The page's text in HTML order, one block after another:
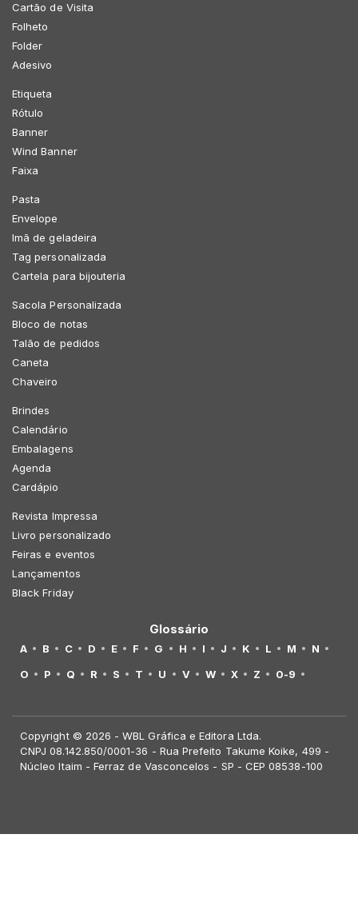
Cartão de Visita
Folheto
Folder
Adesivo
Etiqueta
Rótulo
Banner
Wind Banner
Faixa
Pasta
Envelope
Imã de geladeira
Tag personalizada
Cartela para bijouteria
Sacola Personalizada
Bloco de notas
Talão de pedidos
Caneta
Chaveiro
Brindes
Calendário
Embalagens
Agenda
Cardápio
Revista Impressa
Livro personalizado
Feiras e eventos
Lançamentos
Black Friday
Glossário
A B C D E F G H I J K L M
N
O
P Q R S T U V W X Z 0-9
Copyright © 2026 - WBL Gráfica e Editora Ltda.
CNPJ 08.142.850/0001-36 - Rua Prefeito Takume Koike, 499 -
Núcleo Itaim - Ferraz de Vasconcelos - SP - CEP 08538-100